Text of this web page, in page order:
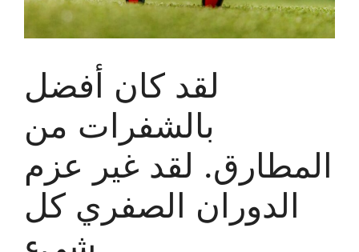
لقد كان أفضل
بالشفرات من
المطارق. لقد غير عزم
الدوران الصفري كل